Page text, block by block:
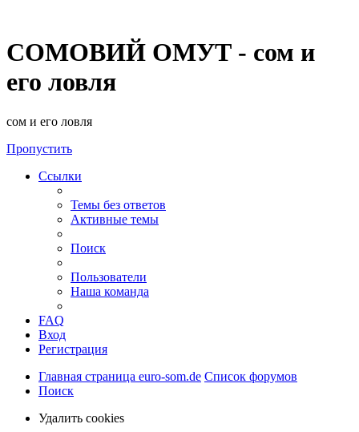
СОМОВИЙ ОМУТ - сом и
его ловля
сом и его ловля
Пропустить
Ссылки
Темы без ответов
Активные темы
Поиск
Пользователи
Наша команда
FAQ
Вход
Регистрация
Главная страница euro-som.de Список форумов
Поиск
Удалить cookies